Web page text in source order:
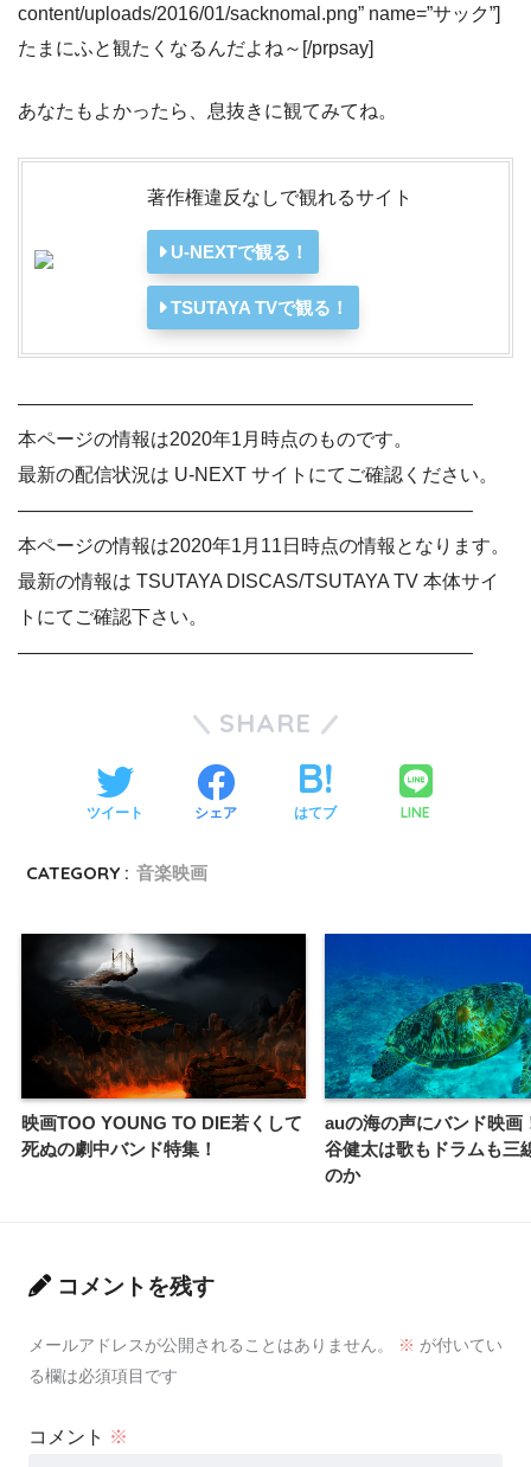
content/uploads/2016/01/sacknomal.png” name=”サック”]
たまにふと観たくなるんだよね～[/prpsay]
あなたもよかったら、息抜きに観てみてね。
著作権違反なしで観れるサイト
U-NEXTで観る！
TSUTAYA TVで観る！
————————————————————————
本ページの情報は2020年1月時点のものです。
最新の配信状況は U-NEXT サイトにてご確認ください。
————————————————————————
本ページの情報は2020年1月11日時点の情報となります。
最新の情報は TSUTAYA DISCAS/TSUTAYA TV 本体サイ
トにてご確認下さい。
————————————————————————
SHARE
ツイート シェア はてブ LINE
CATEGORY : 音楽映画
映画TOO YOUNG TO DIE若くして
死ぬの劇中バンド特集！
auの海の声にバンド映画
谷健太は歌もドラムも三
のか
コメントを残す
メールアドレスが公開されることはありません。 ※ が付いてい
る欄は必須項目です
コメント ※